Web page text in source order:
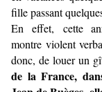
fille passant
En effet, cette
montre violent
donc, de louer un
de la France,